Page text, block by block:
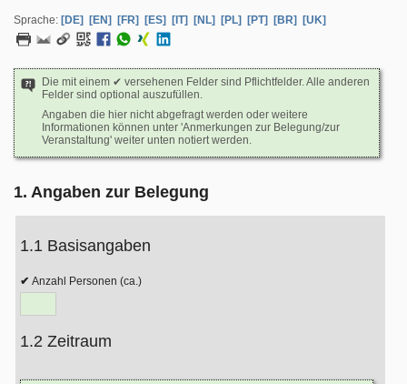
Sprache: [DE] [EN] [FR] [ES] [IT] [NL] [PL] [PT] [BR] [UK]
Die mit einem ✔ versehenen Felder sind Pflichtfelder. Alle anderen
Felder sind optional auszufüllen.
Angaben die hier nicht abgefragt werden oder weitere
Informationen können unter 'Anmerkungen zur Belegung/zur
Veranstaltung' weiter unten notiert werden.
1. Angaben zur Belegung
1.1 Basisangaben
Anzahl Personen (ca.)
1.2 Zeitraum